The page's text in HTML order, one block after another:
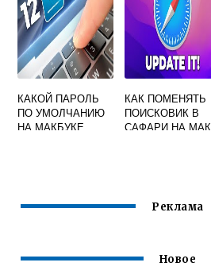
КАКОЙ ПАРОЛЬ
ПО УМОЛЧАНИЮ
НА МАКБУКЕ
КАК ПОМЕНЯТЬ
ПОИСКОВИК В
САФАРИ НА МАК
Реклама
Новое